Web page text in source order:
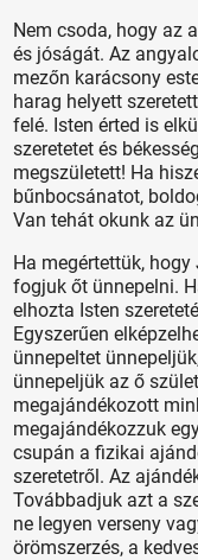
Nem csoda, hogy az
és jóságát. Az
mezőn karácsony
harag helyett
felé. Isten érted is
szeretetet és
megszületett! Ha
bűnbocsánatot,
Van tehát okunk
Ha megértettük,
fogjuk őt ünnepelni.
elhozta Isten
Egyszerűen
ünnepeltet
ünnepeljük az ő
megajándékozott
megajándékozzuk
csupán a fizikai
szeretetről. Az
Továbbadjuk azt a
ne legyen verseny
örömszerzés, a